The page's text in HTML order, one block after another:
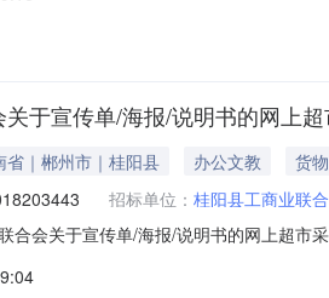
于宣传单/海报/说明书的网上
省｜郴州市｜桂阳县 办公文教
货物
招标单位： 桂阳县工商业联
合会关于宣传单/海报/说明书的网上超市
所在行政区划名称:湖南省郴州市桂阳县